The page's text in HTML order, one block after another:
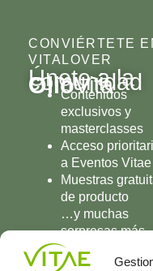
CONVIÉRTETE
VITALOVER
Únete a la
comunidad
OlioVita
Contenidos
exclusivos y
masterclasses
Acceso
a Eventos Vitae
Muestras
de producto
…y muchas
sorpresas más
UNIRME